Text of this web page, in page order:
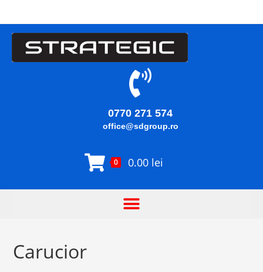
0770 271 574
office@sdgroup.ro
0 0.00 lei
Carucior